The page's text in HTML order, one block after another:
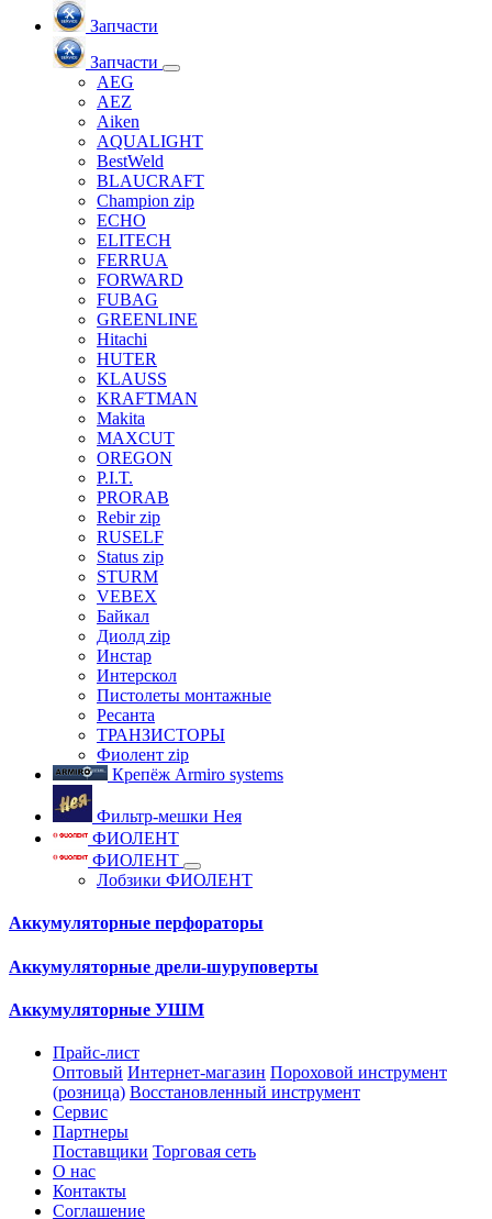
Запчасти
Запчасти
AEG
AEZ
Aiken
AQUALIGHT
BestWeld
BLAUCRAFT
Champion zip
ECHO
ELITECH
FERRUA
FORWARD
FUBAG
GREENLINE
Hitachi
HUTER
KLAUSS
KRAFTMAN
Makita
MAXCUT
OREGON
P.I.T.
PRORAB
Rebir zip
RUSELF
Status zip
STURM
VEBEX
Байкал
Диолд zip
Инстар
Интерскол
Пистолеты монтажные
Ресанта
ТРАНЗИСТОРЫ
Фиолент zip
Крепёж Armiro systems
Фильтр-мешки Нея
ФИОЛЕНТ
ФИОЛЕНТ
Лобзики ФИОЛЕНТ
Аккумуляторные перфораторы
Аккумуляторные дрели-шуруповерты
Аккумуляторные УШМ
Прайс-лист
Оптовый Интернет-магазин Пороховой инструмент
(розница) Восстановленный инструмент
Сервис
Партнеры
Поставщики Торговая сеть
О нас
Контакты
Соглашение